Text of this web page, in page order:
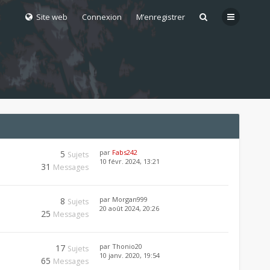
Site web Connexion M’enregistrer
5 Sujets
31 Messages
par Fabs242
10 févr. 2024, 13:21
8 Sujets
25 Messages
par Morgan999
20 août 2024, 20:26
17 Sujets
65 Messages
par Thonio20
10 janv. 2020, 19:54